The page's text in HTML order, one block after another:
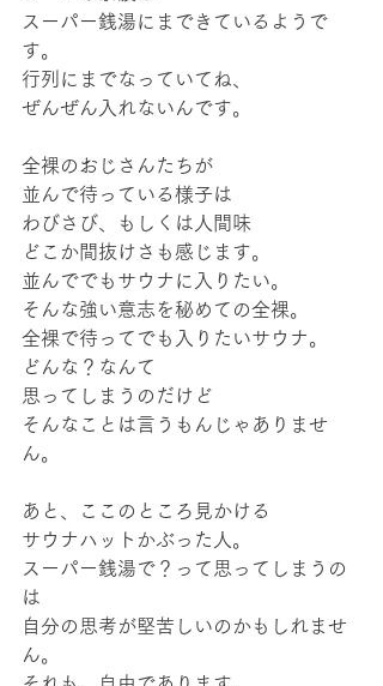
スーパー銭湯にまできているようで
す。
行列にまでなっていてね、
ぜんぜん入れないんです。
全裸のおじさんたちが
並んで待っている様子は
わびさび、もしくは人間味
どこか間抜けさも感じます。
並んででもサウナに入りたい。
そんな強い意志を秘めての全裸。
全裸で待ってでも入りたいサウナ。
どんな？なんて
思ってしまうのだけど
そんなことは言うもんじゃありませ
ん。
あと、ここのところ見かける
サウナハットかぶった人。
スーパー銭湯で？って思ってしまうの
は
自分の思考が堅苦しいのかもしれませ
ん。